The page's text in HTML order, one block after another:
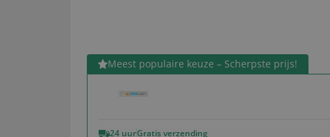
Er zijn geen artikelen
Meest populaire keuze – Scherpste prijs!
24 uurGratis verzending
Bekijk product